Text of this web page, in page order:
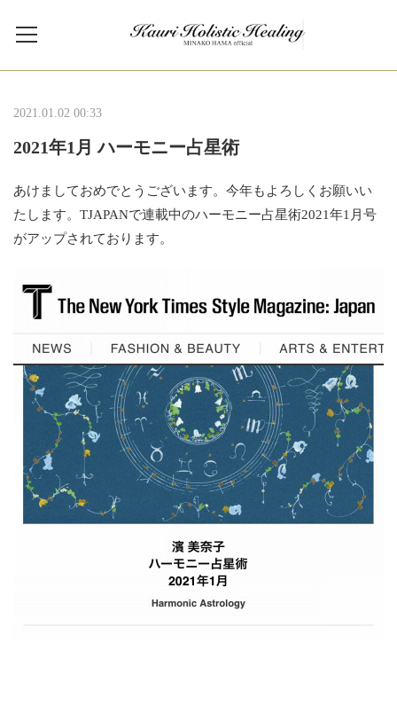
2021.01.02 00:33
2021年1月 ハーモニー占星術
あけましておめでとうございます。今年もよろしくお願いい
たします。TJAPANで連載中のハーモニー占星術2021年1月号
がアップされております。